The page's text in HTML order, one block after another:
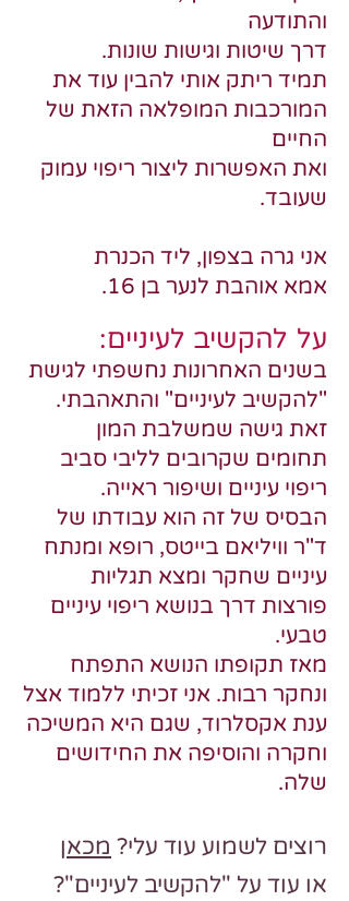
והתודעה
דרך שיטות וגישות שונות.
תמיד ריתק אותי להבין עוד את
המורכבות המופלאה הזאת של
החיים
ואת האפשרות ליצור ריפוי עמוק
שעובד.
אני גרה בצפון, ליד הכנרת
אמא אוהבת לנער בן 16.
על להקשיב לעיניים:
בשנים האחרונות נחשפתי לגישת
"להקשיב לעיניים" והתאהבתי.
זאת גישה שמשלבת המון
תחומים שקרובים לליבי סביב
ריפוי עיניים ושיפור ראייה.
הבסיס של זה הוא עבודתו של
ד"ר וויליאם בייטס, רופא ומנתח
עיניים שחקר ומצא תגליות
פורצות דרך בנושא ריפוי עיניים
טבעי.
מאז תקופתו הנושא התפתח
ונחקר רבות. אני זכיתי ללמוד אצל
ענת אקסלרוד, שגם היא המשיכה
וחקרה והוסיפה את החידושים
שלה.
רוצים לשמוע עוד עלי? מכאן
או עוד על "להקשיב לעיניים"?